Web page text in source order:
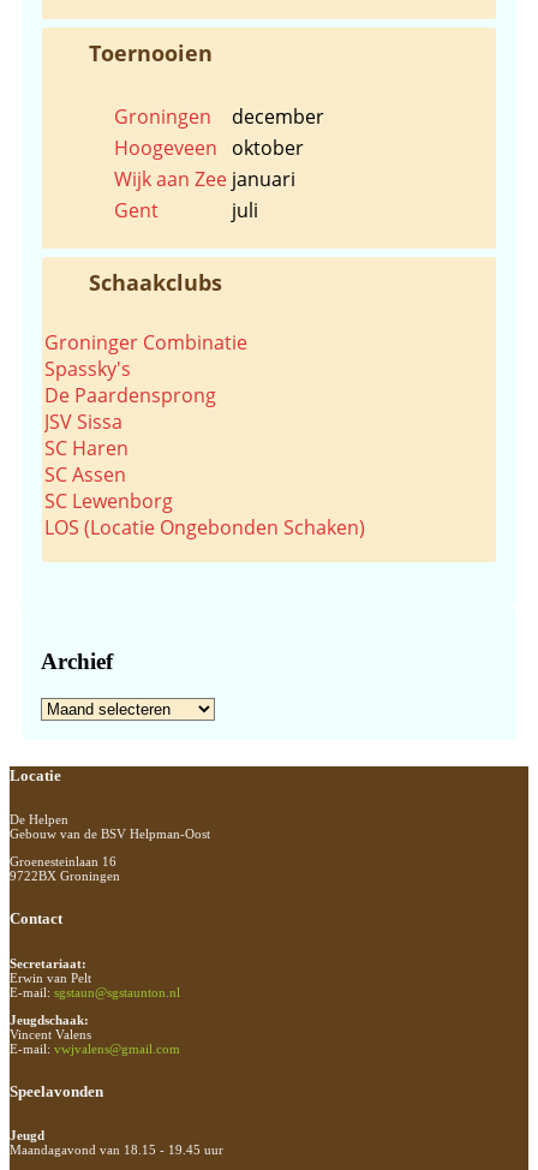
Toernooien
Groningen
december
Hoogeveen
oktober
Wijk aan Zee januari
Gent
juli
Schaakclubs
Groninger Combinatie
Spassky's
De Paardensprong
JSV Sissa
SC Haren
SC Assen
SC Lewenborg
LOS (Locatie Ongebonden Schaken)
Archief
Archief
Footer
Locatie
De Helpen
Gebouw van de BSV Helpman-Oost
Groenesteinlaan 16
9722BX Groningen
Contact
Secretariaat:
Erwin van Pelt
E-mail: sgstaun@sgstaunton.nl
Jeugdschaak:
Vincent Valens
E-mail: vwjvalens@gmail.com
Speelavonden
Jeugd
Maandagavond van 18.15 - 19.45 uur